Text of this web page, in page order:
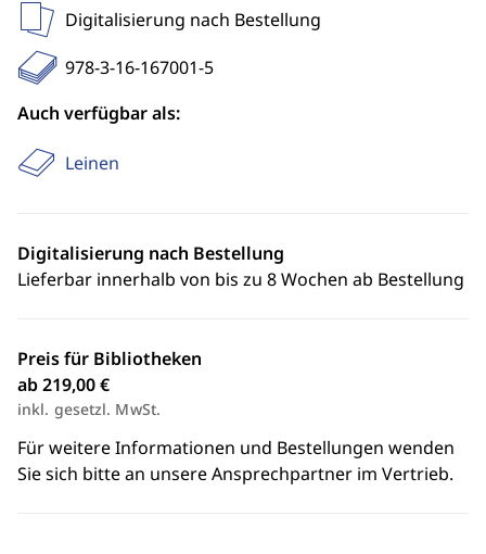
Digitalisierung nach Bestellung
978-3-16-167001-5
Auch verfügbar als:
Leinen
Digitalisierung nach Bestellung
Lieferbar innerhalb von bis zu 8 Wochen ab Bestellung
Preis für Bibliotheken
ab 219,00 €
inkl. gesetzl. MwSt.
Für weitere Informationen und Bestellungen wenden
Sie sich bitte an unsere Ansprechpartner im Vertrieb.